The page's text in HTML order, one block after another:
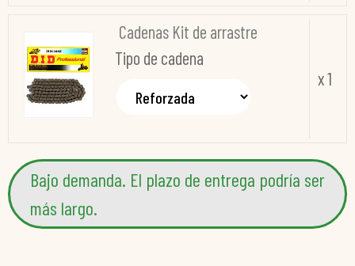
Cadenas Kit de arrastre
Tipo de cadena
x 1
Bajo demanda. El plazo de entrega podría ser
más largo.